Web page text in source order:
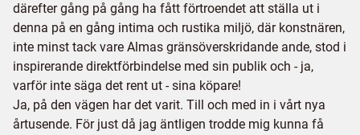
därefter gång på gång ha fått förtroendet att ställa ut i
denna på en gång intima och rustika miljö, där konstnären,
inte minst tack vare Almas gränsöverskridande ande, stod i
inspirerande direktförbindelse med sin publik och - ja,
varför inte säga det rent ut - sina köpare!
Ja, på den vägen har det varit. Till och med in i vårt nya
årtusende. För just då jag äntligen trodde mig kunna få